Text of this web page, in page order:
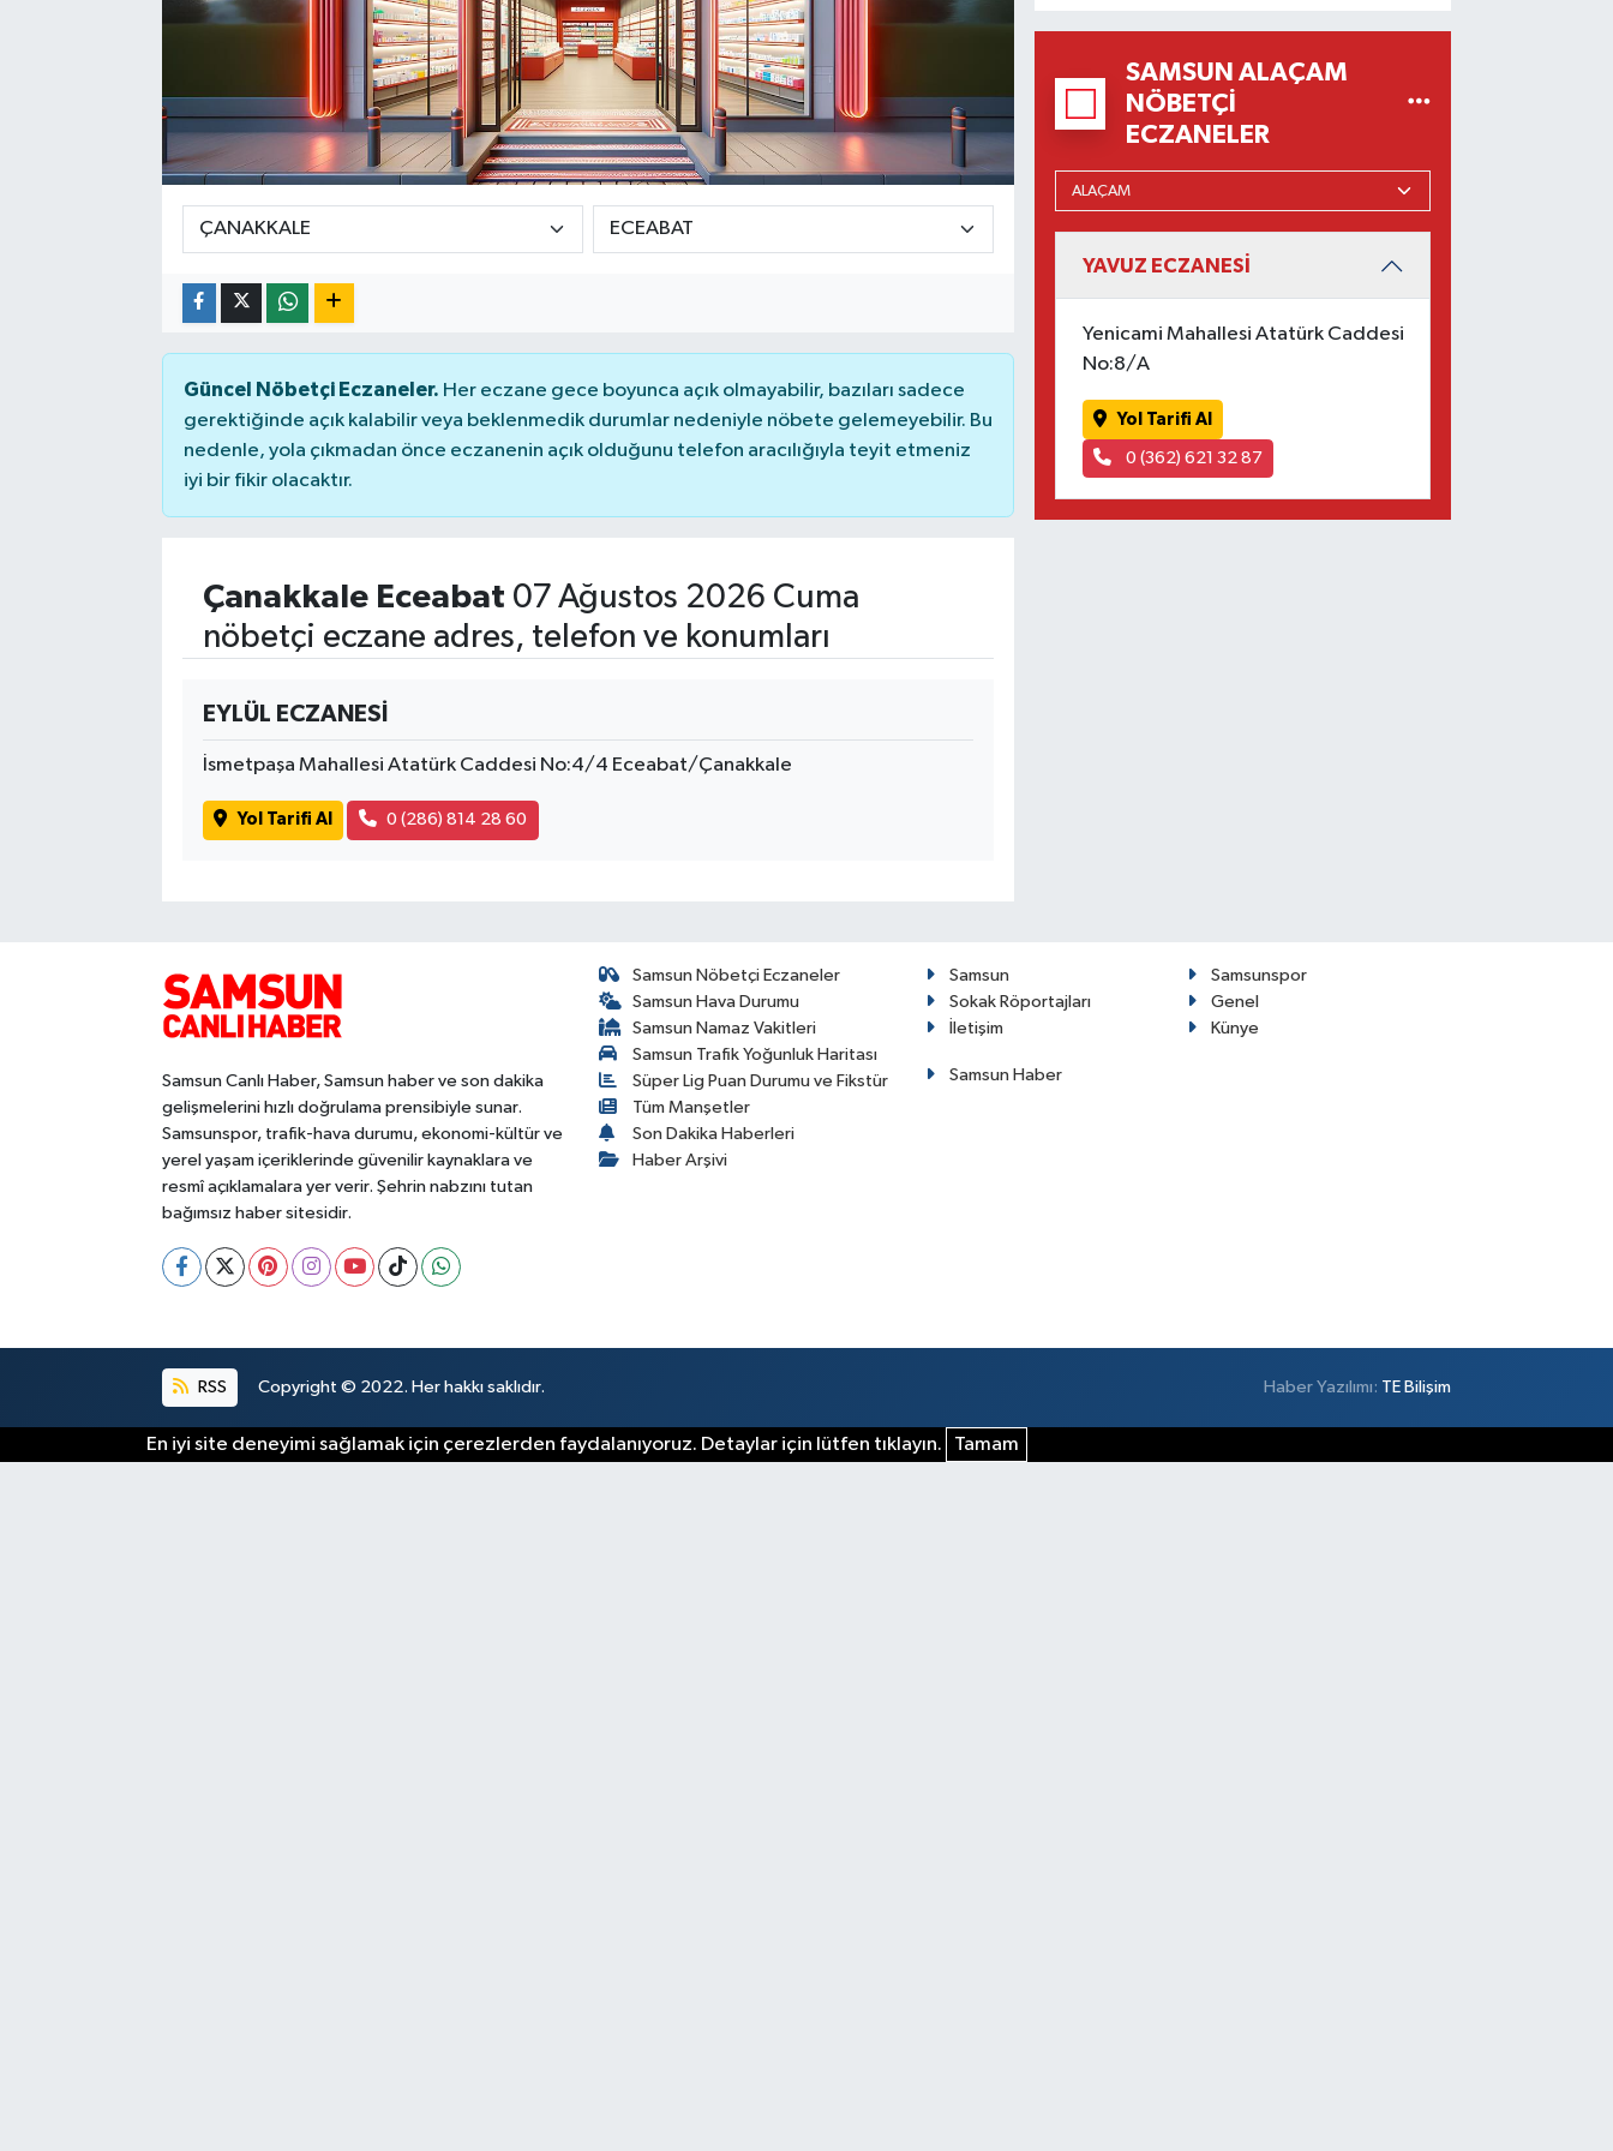
Güncel Nöbetçi Eczaneler. Her eczane gece boyunca açık olmayabilir, bazıları sadece
gerektiğinde açık kalabilir veya beklenmedik durumlar nedeniyle nöbete gelemeyebilir. Bu
nedenle, yola çıkmadan önce eczanenin açık olduğunu telefon aracılığıyla teyit etmeniz
iyi bir fikir olacaktır.
Çanakkale Eceabat 07 Ağustos 2026 Cuma
nöbetçi eczane adres, telefon ve konumları
EYLÜL ECZANESİ
İsmetpaşa Mahallesi Atatürk Caddesi No:4/4 Eceabat/Çanakkale
Yol Tarifi Al 0 (286) 814 28 60
SAMSUN ALAÇAM
NÖBETÇI
ECZANELER
YAVUZ ECZANESİ
Yenicami Mahallesi Atatürk Caddesi
No:8/A
Yol Tarifi Al
0 (362) 621 32 87
Samsun Canlı Haber, Samsun haber ve son dakika
gelişmelerini hızlı doğrulama prensibiyle sunar.
Samsunspor, trafik-hava durumu, ekonomi-kültür ve
yerel yaşam içeriklerinde güvenilir kaynaklara ve
resmî açıklamalara yer verir. Şehrin nabzını tutan
bağımsız haber sitesidir.
Samsun Nöbetçi Eczaneler
Samsun Hava Durumu
Samsun Namaz Vakitleri
Samsun Trafik Yoğunluk Haritası
Süper Lig Puan Durumu ve Fikstür
Tüm Manşetler
Son Dakika Haberleri
Haber Arşivi
Samsun
Samsunspor
Sokak Röportajları
Genel
İletişim
Künye
Samsun Haber
RSS Copyright © 2022. Her hakkı saklıdır. Haber Yazılımı: TE Bilişim
En iyi site deneyimi sağlamak için çerezlerden faydalanıyoruz. Detaylar için lütfen tıklayın. Tamam